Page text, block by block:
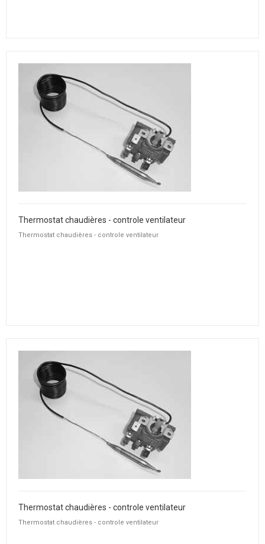
Thermostat chaudières - controle ventilateur
Thermostat chaudières - controle ventilateur
Thermostat chaudières - controle ventilateur
Thermostat chaudières - controle ventilateur